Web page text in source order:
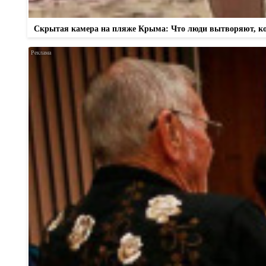
Скрытая камера на пляже Крыма: Что люди вытворяют,